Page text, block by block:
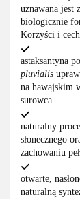
uznawana jest
biologicznie
Korzyści i
astaksantyna
pluvialis
na hawajskim
surowca
naturalny
słonecznego
zachowaniu
otwarte,
naturalną